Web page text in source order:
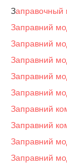
Заправочный
Заправний
Заправний
Заправний
Заправний
Заправний
Заправний
Заправний
Заправний
Заправний